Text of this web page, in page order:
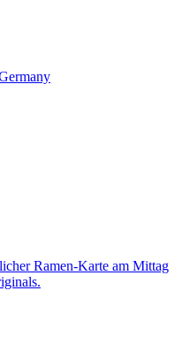
Ramen-Karte am Mittag